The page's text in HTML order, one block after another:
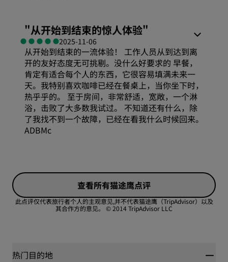
性价比
睡眠质量
位置
"从开始到结束的惊人体验"
2025-11-06
从开始到结束的一流体验！ 工作人员从到达到离
开的友好态度无可挑剔。没什么好要求的 早餐，
肯定有适合每个人的东西，它很容易填满未来一
天。我特别喜欢咖啡已经在餐桌上，当你坐下时，
热乎乎的。 至于房间，非常舒适，宽敞，一个淋
浴，击败了大多数我试过。 不知道还有什么，除
了我找不到一个故障，已经在看我什么时候回来。
ADBMc
位置
查看所有猫途鹰点评
此点评仅代表旅行者个人的主观意见,并不代表猫途鹰（TripAdvisor）以及
其合作方的意见。
© 2014 TripAdvisor LLC
热门目的地